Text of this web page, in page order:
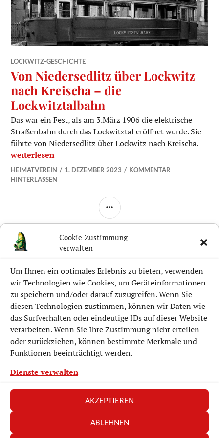
Cookie-Zustimmung
verwalten
Um Ihnen ein optimales Erlebnis zu bieten, verwenden
wir Technologien wie Cookies, um Geräteinformationen
zu speichern und/oder darauf zuzugreifen. Wenn Sie
diesen Technologien zustimmen, können wir Daten wie
das Surfverhalten oder eindeutige IDs auf dieser Website
verarbeiten. Wenn Sie Ihre Zustimmung nicht erteilen
oder zurückziehen, können bestimmte Merkmale und
Funktionen beeinträchtigt werden.
Dienste verwalten
AKZEPTIEREN
ABLEHNEN
LOCKWITZ-GESCHICHTE
Von Niedersedlitz über Lockwitz
nach Kreischa – die
Lockwitztalbahn
Das war ein Fest, als am 3.März 1906 die elektrische
Straßenbahn durch das Lockwitztal eröffnet wurde. Sie
führte von Niedersedlitz über Lockwitz nach Kreischa.
Von Niedersedlitz über Lockwitz nach Kreischa – die
weiterlesen
HEIMATVEREIN 1. DEZEMBER 2023
KOMMENTAR
HINTERLASSEN
SEITENLEISTE
Lockwitz-Geschichte
Mitmachen
Unterstützen
Veranstaltungen
Verein
Impressum